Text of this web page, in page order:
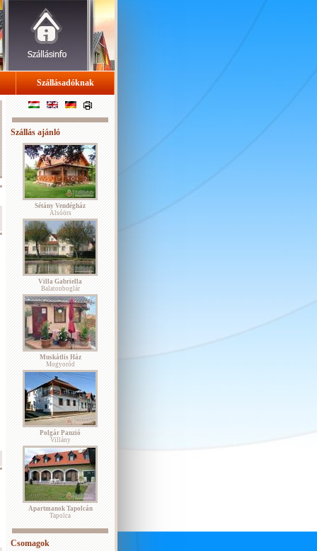
Szállásadóknak
Szállás ajánló
Sétány Vendégház
Alsóörs
Villa Gabriella
Balatonboglár
Muskátlis Ház
Mogyoród
Polgár Panzió
Villány
Apartmanok Tapolcán
Tapolca
Csomagok